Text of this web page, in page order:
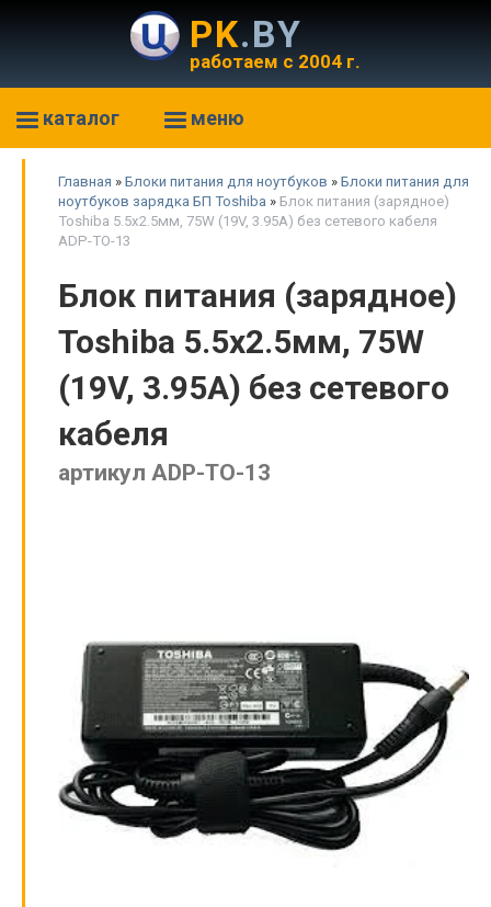
PK.BY
работаем с 2004 г.
каталог меню
Главная » Блоки питания для ноутбуков » Блоки питания для
ноутбуков зарядка БП Toshiba » Блок питания (зарядное)
Toshiba 5.5x2.5мм, 75W (19V, 3.95A) без сетевого кабеля
ADP-TO-13
Блок питания (зарядное)
Toshiba 5.5x2.5мм, 75W
(19V, 3.95A) без сетевого
кабеля
артикул ADP-TO-13